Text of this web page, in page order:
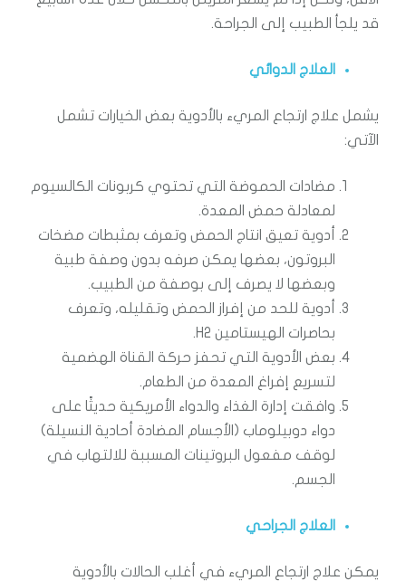
قد يلجأ الطبيب إلى الجراحة.
العلاج الدوائي
يشمل علاج ارتجاع المريء بالأدوية بعض الخيارات تشمل
الآتي:
مضادات الحموضة التي تحتوي كربونات الكالسيوم
لمعادلة حمض المعدة.
أدوية تعيق انتاج الحمض وتعرف بمثبطات مضخات
البروتون، بعضها يمكن صرفه بدون وصفة طبية
وبعضها لا يصرف إلى بوصفة من الطبيب.
أدوية للحد من إفراز الحمض وتقليله، وتعرف
بحاصرات الهيستامين H2.
بعض الأدوية التي تحفز حركة القناة الهضمية
لتسريع إفراغ المعدة من الطعام.
وافقت إدارة الغذاء والدواء الأمريكية حديثًا على
دواء دوبيلوماب (الأجسام المضادة أحادية النسيلة)
لوقف مفعول البروتينات المسببة للالتهاب في
الجسم.
العلاج الجراحي
يمكن علاج ارتجاع المريء في أغلب الحالات بالأدوية